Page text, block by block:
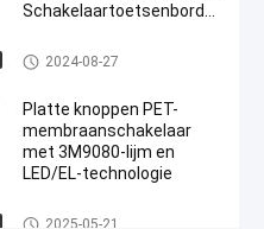
Schakelaartoetsenbord
Apparaat
De Schakelaar van het HUISDI
ERENmembraan
2024-08-27
Platte knoppen PET-
membraanschakelaar
met 3M9080-lijm en
LED/EL-technologie
De Schakelaar van het HUISDI
2025-05-21